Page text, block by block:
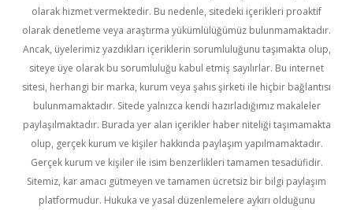
olarak hizmet vermektedir. Bu nedenle, sitedeki içerikleri proaktif
olarak denetleme veya araştırma yükümlülüğümüz bulunmamaktadır.
Ancak, üyelerimiz yazdıkları içeriklerin sorumluluğunu taşımakta olup,
siteye üye olarak bu sorumluluğu kabul etmiş sayılırlar. Bu internet
sitesi, herhangi bir marka, kurum veya şahıs şirketi ile hiçbir bağlantısı
bulunmamaktadır. Sitede yalnızca kendi hazırladığımız makaleler
paylaşılmaktadır. Burada yer alan içerikler haber niteliği taşımamakta
olup, gerçek kurum ve kişiler hakkında paylaşım yapılmamaktadır.
Gerçek kurum ve kişiler ile isim benzerlikleri tamamen tesadüfidir.
Sitemiz, kar amacı gütmeyen ve tamamen ücretsiz bir bilgi paylaşım
platformudur. Hukuka ve yasal düzenlemelere aykırı olduğunu